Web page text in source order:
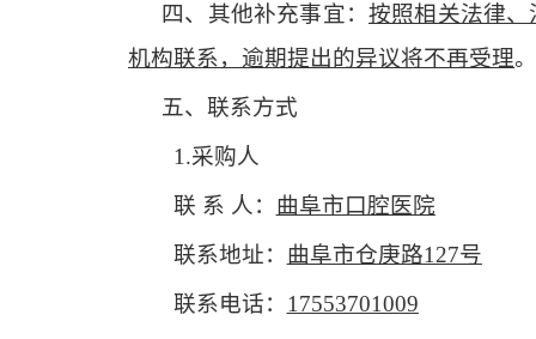
四、 其他补充事宜： 按照相关法律
机构联系，逾期提出的异议将不再受理
五、联系方式
1.采购人
联 系 人： 曲阜市口腔医院
联系地址： 曲阜市仓庚路127号
联系电话： 17553701009